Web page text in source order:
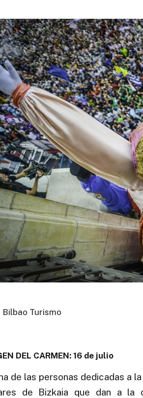
Bilbao Turismo
DEL CARMEN: 16 de julio
de las personas dedicadas a
de Bizkaia que dan a la